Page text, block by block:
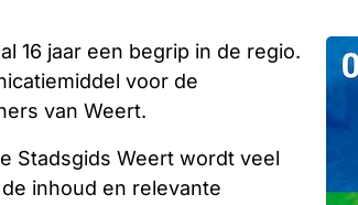
16 jaar een begrip in de regio.
voor de
van Weert.
Stadsgids Weert wordt veel
inhoud en relevante